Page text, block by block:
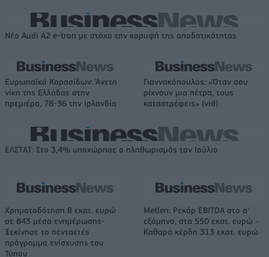
Νέο Audi A2 e-tron με στόχο την κορυφή της αποδοτικότητας
Ευρωπαϊκό Κορασίδων: Άνετη
νίκη της Ελλάδας στην
πρεμιέρα, 78-36 την Ιρλανδία
Γιαννακόπουλος: «Όταν σου
ρίχνουν μια πέτρα, τους
καταστρέφεις» (vid)
ΕΛΣΤΑΤ: Στο 3,4% υποχώρησε ο πληθωρισμός τον Ιούλιο
Χρηματοδότηση 8 εκατ. ευρώ
σε 843 μέσα ενημέρωσης-
Ξεκίνησε το πενταετές
πρόγραμμα ενίσχυσης του
Τύπου
Metlen: Ρεκόρ EBITDA στο α'
εξάμηνο, στα 550 εκατ. ευρώ –
Καθαρά κέρδη 313 εκατ. ευρώ